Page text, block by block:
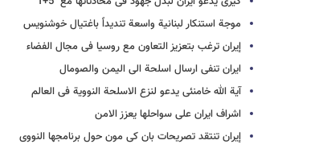
موجة استنکار لبنانیة واسعة تندیداً باغتیال خوشنویس
إیران ترغب بتعزیز التعاون مع روسیا فی مجال الفضاء
ایران تنفی ارسال اسلحة الى الیمن والصومال
آیة الله خامنئی یدعو لنزع الاسلحة النوویة فی العالم
اشراف ایران على سواحلها یعزز الامن
إیران تنتقد تصریحات بان کی مون حول برنامجها النووی